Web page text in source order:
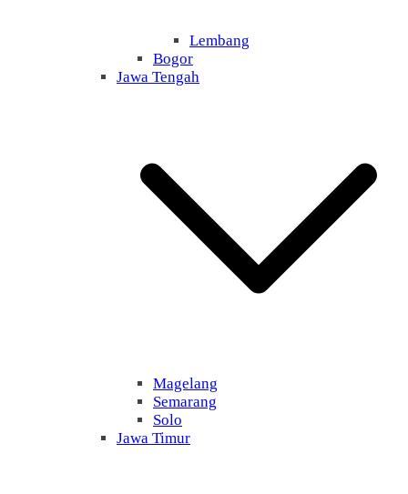
Lembang
Bogor
Jawa Tengah
Magelang
Semarang
Solo
Jawa Timur